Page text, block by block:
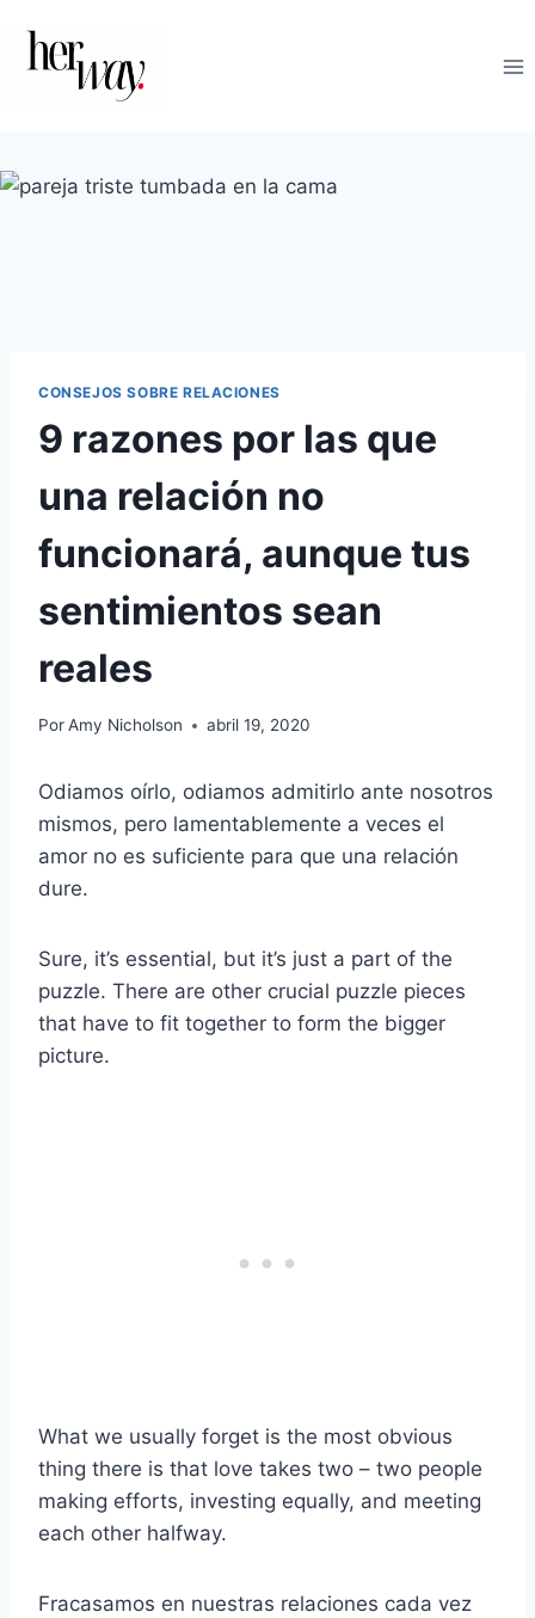
contenido
CONSEJOS SOBRE RELACIONES
9 razones por las que
una relación no
funcionará, aunque tus
sentimientos sean
reales
PorAmy Nicholson abril 19, 2020
Odiamos oírlo, odiamos admitirlo ante nosotros
mismos, pero lamentablemente a veces el
amor no es suficiente para que una relación
dure.
Sure, it’s essential, but it’s just a part of the
puzzle. There are other crucial puzzle pieces
that have to fit together to form the bigger
picture.
What we usually forget is the most obvious
thing there is that love takes two – two people
making efforts, investing equally, and meeting
each other halfway.
Fracasamos en nuestras relaciones cada vez